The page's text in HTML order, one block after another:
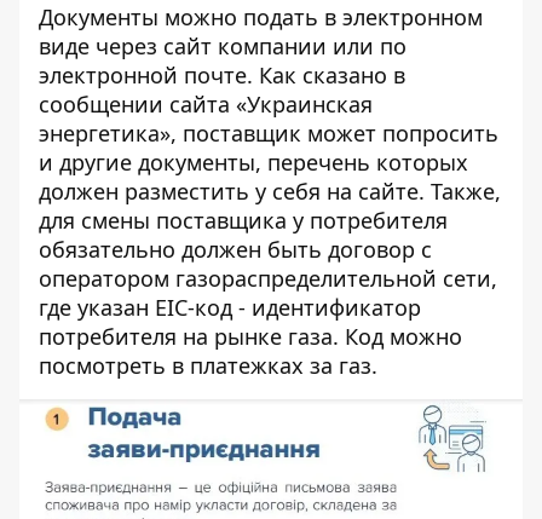
Документы можно подать в электронном
виде через сайт компании или по
электронной почте. Как сказано в
сообщении сайта «Украинская
энергетика», поставщик может попросить
и другие документы, перечень которых
должен разместить у себя на сайте. Также,
для смены поставщика у потребителя
обязательно должен быть договор с
оператором газораспределительной сети,
где указан EIC-код - идентификатор
потребителя на рынке газа. Код можно
посмотреть в платежках за газ.